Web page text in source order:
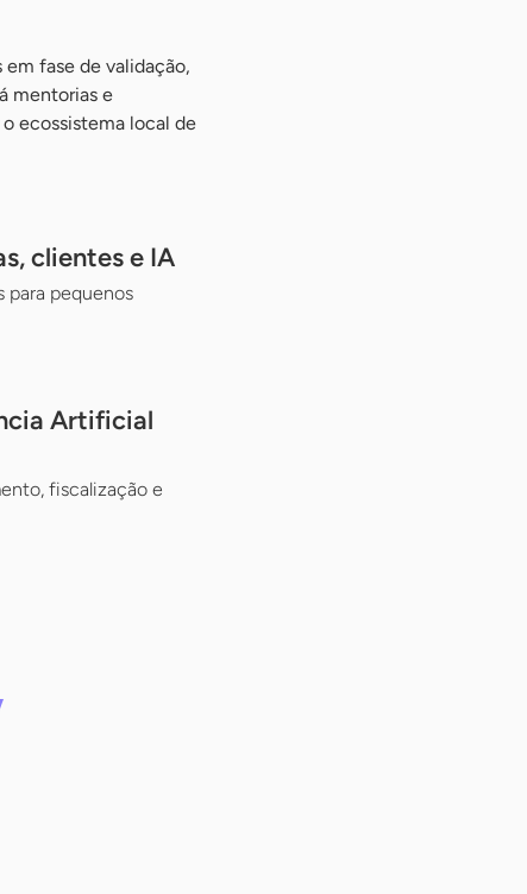
fase de validação,
mentorias e
ecossistema local de
clientes e IA
para pequenos
Artificial
fiscalização e